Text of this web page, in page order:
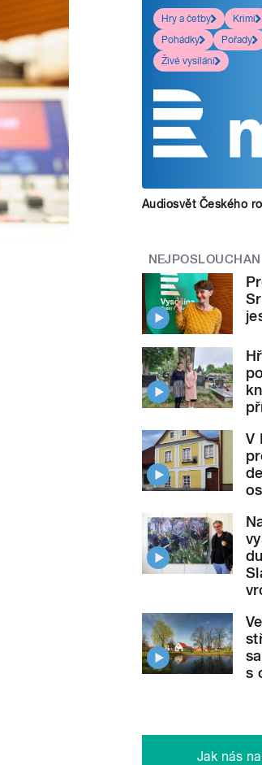
Hry a četby
Krimi
Pohádky
Pořady
Živé vysílání
Audiosvět Českého
V
s
Jak nás